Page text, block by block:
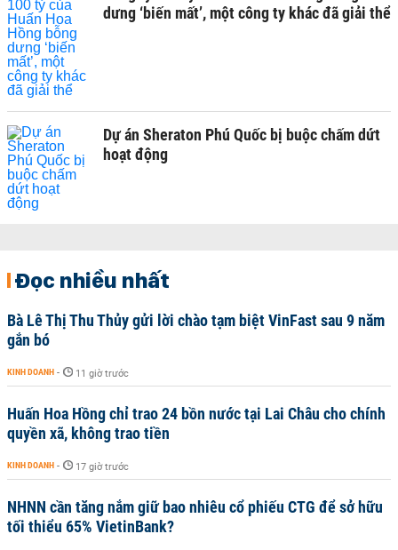
dưng ‘biến mất’, một công ty khác đã giải thể
Dự án Sheraton Phú Quốc bị buộc chấm dứt
hoạt động
Đọc nhiều nhất
Bà Lê Thị Thu Thủy gửi lời chào tạm biệt VinFast sau 9 năm
gắn bó
KINH DOANH - 11 giờ trước
Huấn Hoa Hồng chỉ trao 24 bồn nước tại Lai Châu cho chính
quyền xã, không trao tiền
KINH DOANH - 17 giờ trước
NHNN cần tăng nắm giữ bao nhiêu cổ phiếu CTG để sở hữu
tối thiểu 65% VietinBank?